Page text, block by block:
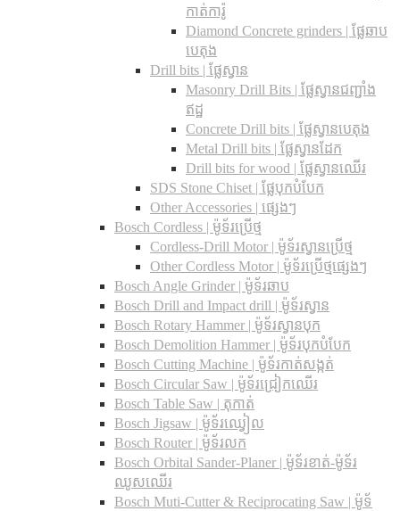
កាត់ការ៉ូ
Diamond Concrete grinders | ផ្លែឆាប
បេតុង
Drill bits |​ ផ្លែស្វាន
Masonry Drill Bits |​ ផ្លែស្វានជញ្ជាំង
ឥដ្ឋ
Concrete Drill bits |​ ផ្លែស្វានបេតុង
Metal Drill bits |​ ផ្លែស្វានដែក
Drill bits for wood |​ ផ្លែស្វានឈើរ
SDS Stone Chiset |​ ផ្លែបុកបំបែក
Other Accessories | ផ្សេងៗ
Bosch Cordless | ម៉ូទ័រប្រើថ្ម
Cordless-Drill Motor | ម៉ូទ័រស្វានប្រើថ្ម
Other Cordless Motor | ម៉ូទ័រប្រើថ្មផ្សេងៗ
Bosch Angle Grinder | ម៉ូទ័រឆាប
Bosch Drill and Impact drill | ម៉ូទ័រស្វាន
Bosch Rotary Hammer | ម៉ូទ័រស្វានបុក
Bosch Demolition Hammer | ម៉ូទ័របុកបំបែក
Bosch Cutting Machine | ម៉ូទ័រកាត់សង្កត់
Bosch Circular Saw | ម៉ូទ័រជ្រៀកឈើរ
Bosch Table Saw | តុកាត់
Bosch Jigsaw | ម៉ូទ័រឈ្វៀល
Bosch Router | ម៉ូទ័រលក
Bosch Orbital Sander-Planer​ | ម៉ូទ័រខាត់-ម៉ូទ័រ
ឈូសឈើរ
Bosch Muti-Cutter & Reciprocating Saw​ | ម៉ូទ័